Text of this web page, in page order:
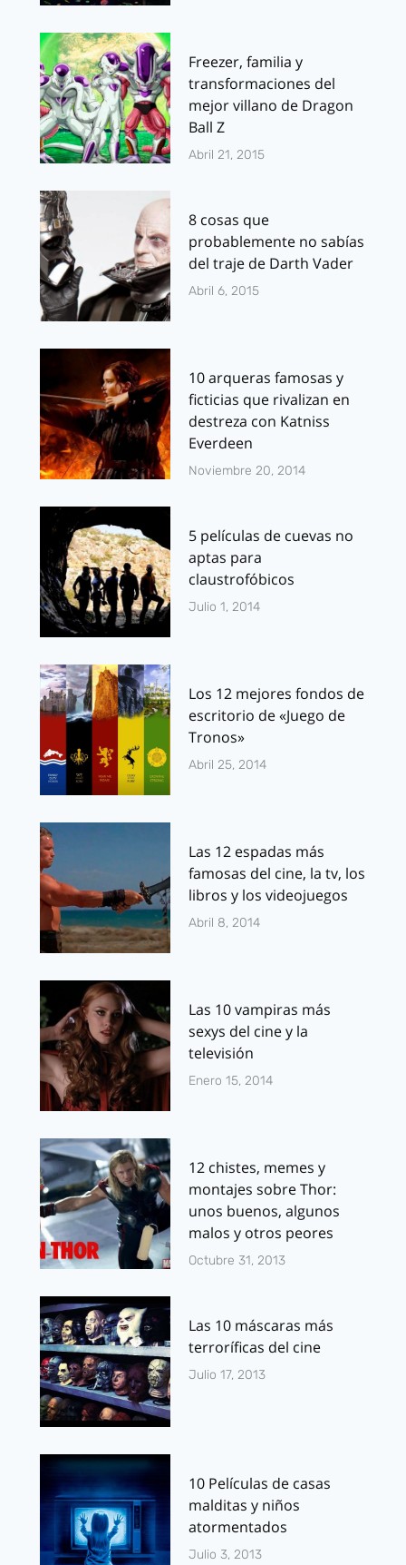
Freezer, familia y
transformaciones del
mejor villano de Dragon
Ball Z
Abril 21, 2015
8 cosas que
probablemente no sabías
del traje de Darth Vader
Abril 6, 2015
10 arqueras famosas y
ficticias que rivalizan en
destreza con Katniss
Everdeen
Noviembre 20, 2014
5 películas de cuevas no
aptas para
claustrofóbicos
Julio 1, 2014
Los 12 mejores fondos de
escritorio de «Juego de
Tronos»
Abril 25, 2014
Las 12 espadas más
famosas del cine, la tv, los
libros y los videojuegos
Abril 8, 2014
Las 10 vampiras más
sexys del cine y la
televisión
Enero 15, 2014
12 chistes, memes y
montajes sobre Thor:
unos buenos, algunos
malos y otros peores
Octubre 31, 2013
Las 10 máscaras más
terroríficas del cine
Julio 17, 2013
10 Películas de casas
malditas y niños
atormentados
Julio 3, 2013